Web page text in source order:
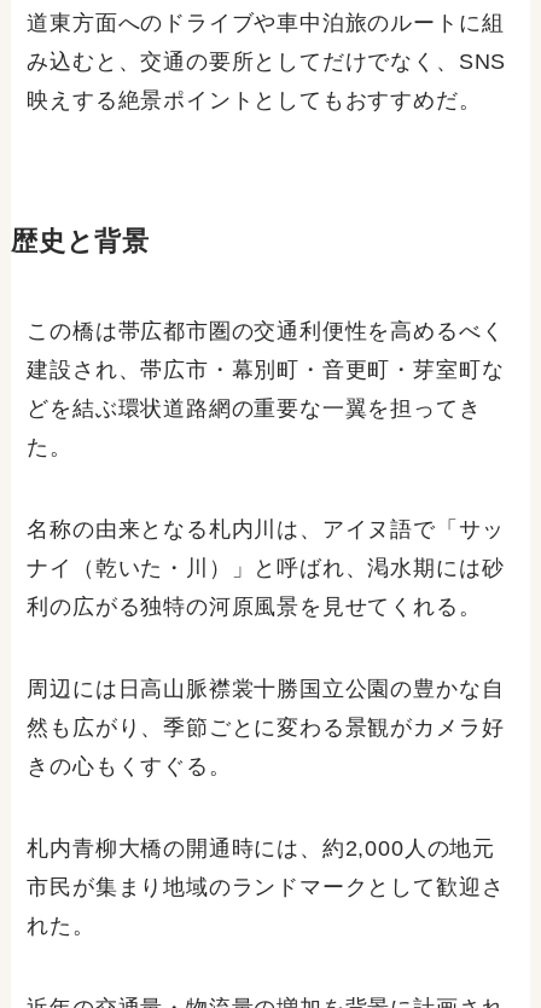
道東方面へのドライブや車中泊旅のルートに組
み込むと、交通の要所としてだけでなく、SNS
映えする絶景ポイントとしてもおすすめだ。
歴史と背景
この橋は帯広都市圏の交通利便性を高めるべく
建設され、帯広市・幕別町・音更町・芽室町な
どを結ぶ環状道路網の重要な一翼を担ってき
た。
名称の由来となる札内川は、アイヌ語で「サッ
ナイ（乾いた・川）」と呼ばれ、渇水期には砂
利の広がる独特の河原風景を見せてくれる。
周辺には日高山脈襟裳十勝国立公園の豊かな自
然も広がり、季節ごとに変わる景観がカメラ好
きの心もくすぐる。
札内青柳大橋の開通時には、約2,000人の地元
市民が集まり地域のランドマークとして歓迎さ
れた。